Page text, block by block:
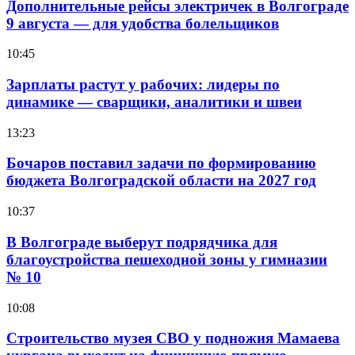
Дополнительные рейсы электричек в Волгограде
9 августа — для удобства болельщиков
10:45
Зарплаты растут у рабочих: лидеры по
динамике — сварщики, аналитики и швеи
13:23
Бочаров поставил задачи по формированию
бюджета Волгоградской области на 2027 год
10:37
В Волгограде выберут подрядчика для
благоустройства пешеходной зоны у гимназии
№ 10
10:08
Строительство музея СВО у подножия Мамаева